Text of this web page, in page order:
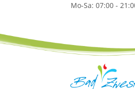
Mo-Sa: 07:00 -